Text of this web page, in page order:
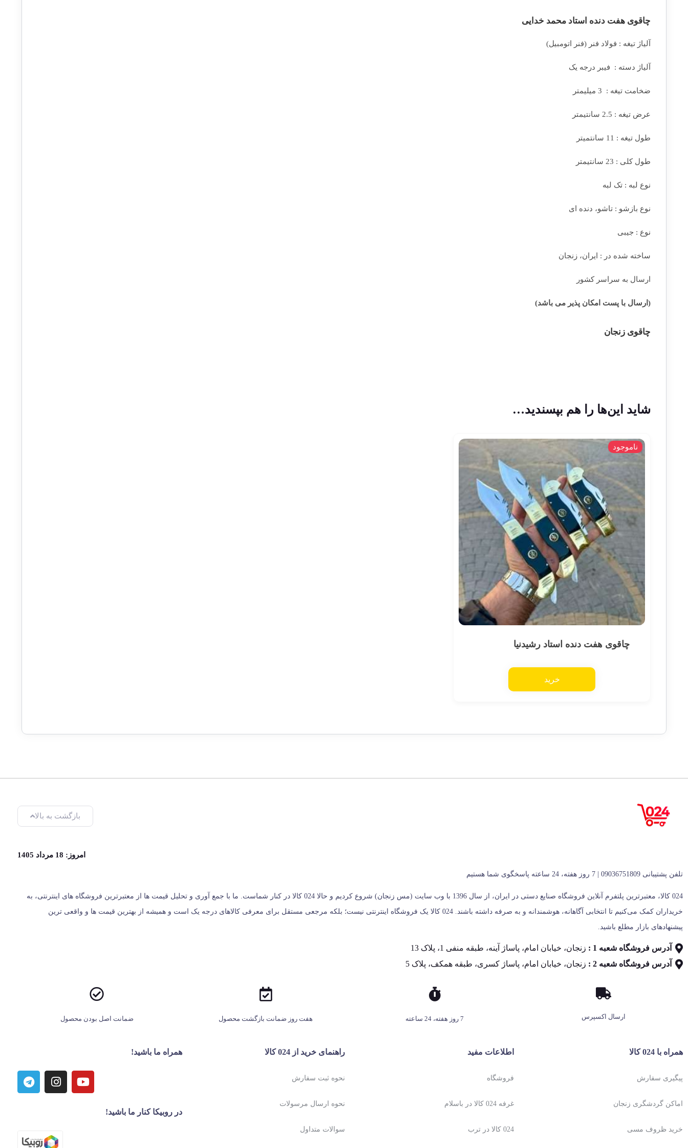
چاقوی هفت دنده استاد محمد خدایی
آلیاژ تیغه : فولاد فنر (فنر اتومبیل)
آلیاژ دسته : فیبر درجه یک
ضخامت تیغه : 3 میلیمتر
عرض تیغه : 2.5 سانتیمتر
طول تیغه : 11 سانتمیتر
طول کلی : 23 سانتیمتر
نوع لبه : تک لبه
نوع بازشو : تاشو، دنده ای
نوع : جیبی
ساخته شده در : ایران، زنجان
ارسال به سراسر کشور
(ارسال با پست امکان پذیر می باشد)
چاقوی زنجان
شاید این‌ها را هم بپسندید…
ناموجود
چاقوی هفت دنده استاد رشیدنیا
خرید
بازگشت به بالا
امروز: 18 مرداد 1405
تلفن پشتیبانی 09036751809 | 7 روز هفته، 24 ساعته پاسخگوی شما هستیم
024 کالا، معتبرترین پلتفرم آنلاین فروشگاه صنایع دستی در ایران، از سال 1396 با وب سایت (مس زنجان) شروع کردیم و حالا 024 کالا در کنار شماست. ما با جمع‌ آوری و تحلیل قیمت‌ ها از معتبرترین فروشگاه‌ های اینترنتی، به
خریداران کمک می‌کنیم تا انتخابی آگاهانه، هوشمندانه و به‌ صرفه داشته باشند. 024 کالا یک فروشگاه اینترنتی نیست؛ بلکه مرجعی مستقل برای معرفی کالاهای درجه یک است و همیشه از بهترین قیمت‌ ها و واقعی‌ ترین
پیشنهادهای بازار مطلع باشید.
آدرس فروشگاه شعبه 1 :
زنجان، خیابان امام، پاساژ آینه، طبقه منفی 1، پلاک 13
آدرس فروشگاه شعبه 2 :
زنجان، خیابان امام، پاساژ کسری، طبقه همکف، پلاک 5
ارسال اکسپرس 7 روز هفته، 24 ساعته هفت روز ضمانت بازگشت محصول ضمانت اصل بودن محصول
همراه با 024 کالا
پیگیری سفارش
اماکن گردشگری زنجان
خرید ظروف مسی
اطلاعات مفید
فروشگاه
غرفه 024 کالا در باسلام
024 کالا در ترب
راهنمای خرید از 024 کالا
نحوه ثبت سفارش
نحوه ارسال مرسولات
سوالات متداول
همراه ما باشید!
در روبیکا کنار ما باشید!